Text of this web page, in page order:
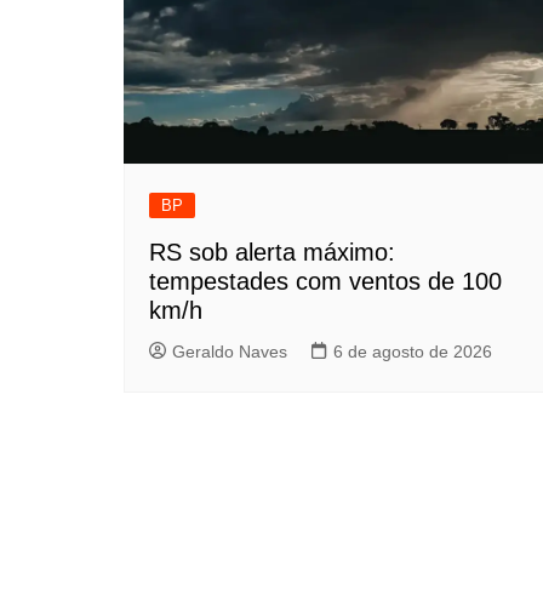
BP
RS sob alerta máximo:
tempestades com ventos de 100
km/h
Geraldo Naves 6 de agosto de 2026